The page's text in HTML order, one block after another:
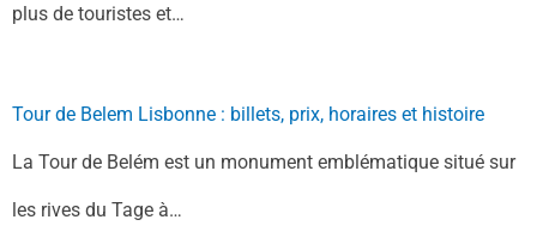
plus de touristes et…
Tour de Belem Lisbonne : billets, prix, horaires et histoire
La Tour de Belém est un monument emblématique situé sur
les rives du Tage à…